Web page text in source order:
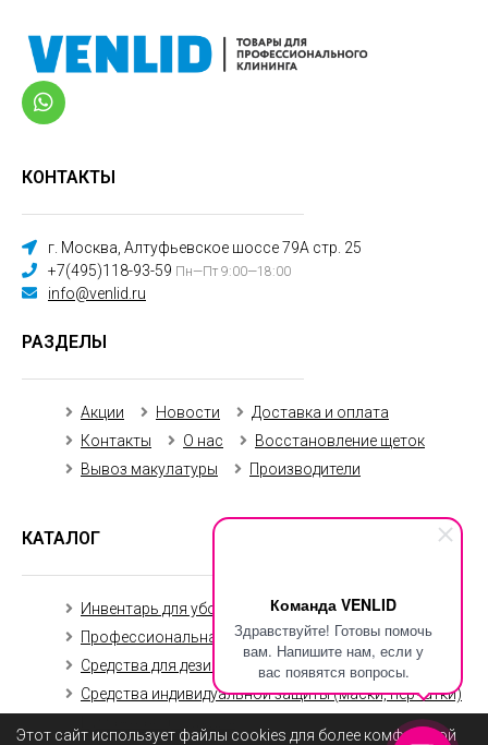
Этот сайт использует файлы cookies для более комфортной
Команда VENLID
Здравствуйте! Готовы помочь
вам. Напишите нам, если у
вас появятся вопросы.
КОНТАКТЫ
г. Москва, Алтуфьевское шоссе 79А стр. 25
+7(495)118-93-59 Пн—Пт 9:00—18:00
info@venlid.ru
РАЗДЕЛЫ
Акции Новости
Доставка и оплата
Контакты
О нас
Восстановление щеток
Вывоз макулатуры
Производители
КАТАЛОГ
Инвентарь для уборки
Уборочная техника
Профессиональная химия
Средства для дезинфекции
Средства индивидуальной защиты (маски, перчатки)